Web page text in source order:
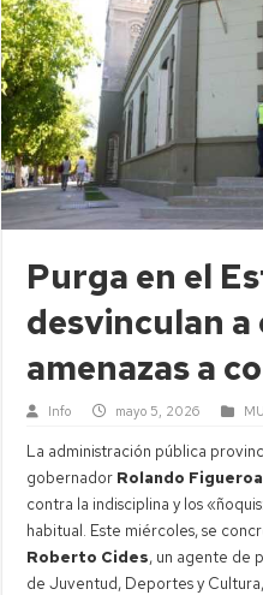
Purga en el
desvinculan
amenazas a
Info mayo 5, 2026
La administración pública
gobernador Rolando Figueroa
contra la indisciplina y los
habitual. Este miércoles, se
Roberto Cides, un agente de
de Juventud, Deportes y